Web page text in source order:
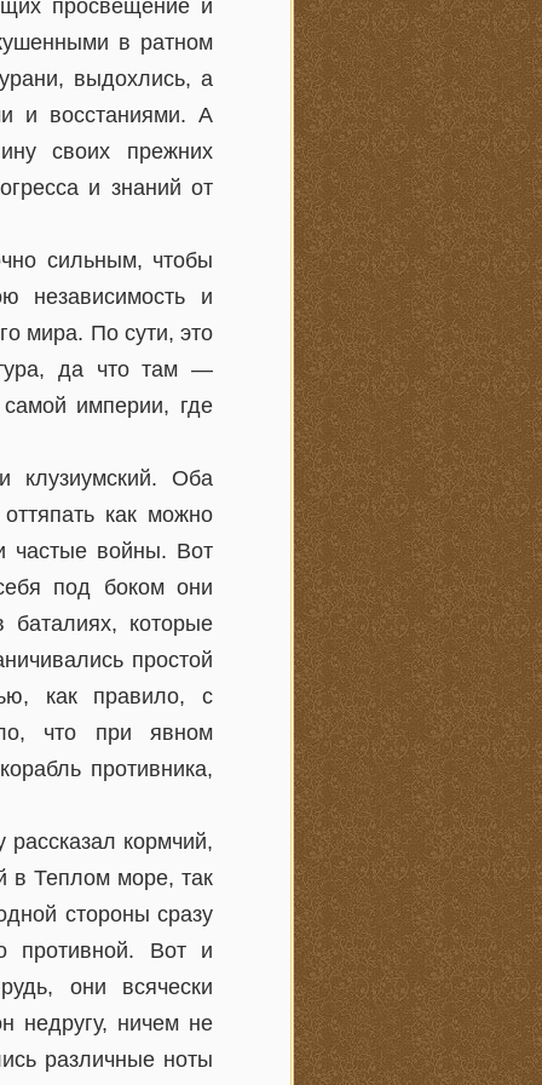
просвещение и
в ратном
выдохлись, а
и восстаниями. А
своих прежних
и знаний от
сильным, чтобы
независимость и
мира. По сути, это
да что там —
империи, где
клузиумский. Оба
как можно
частые войны. Вот
под боком они
которые
простой
как правило, с
что при явном
противника,
кормчий,
в Теплом море, так
стороны сразу
противной. Вот и
они всячески
недругу, ничем не
различные ноты